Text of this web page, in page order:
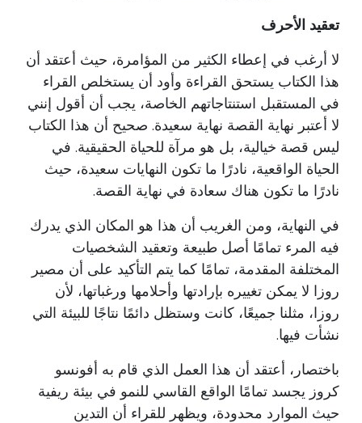
تعقيد الأحرف
لا أرغب في إعطاء الكثير من المؤامرة، حيث أعتقد أن
هذا الكتاب يستحق القراءة وأود أن يستخلص القراء
في المستقبل استنتاجاتهم الخاصة، يجب أن أقول إنني
لا أعتبر نهاية القصة نهاية سعيدة. صحيح أن هذا الكتاب
ليس قصة خيالية، بل هو مرآة للحياة الحقيقية. في
الحياة الواقعية، نادرًا ما تكون النهايات سعيدة، حيث
نادرًا ما تكون هناك سعادة في نهاية القصة.
في النهاية، ومن الغريب أن هذا هو المكان الذي يدرك
فيه المرء تمامًا أصل طبيعة وتعقيد الشخصيات
المختلفة المقدمة، تمامًا كما يتم التأكيد على أن مصير
روزا لا يمكن تغييره بإرادتها وأحلامها ورغباتها، لأن
روزا، مثلنا جميعًا، كانت وستظل دائمًا نتاجًا للبيئة التي
نشأت فيها.
باختصار، أعتقد أن هذا العمل الذي قام به أفونسو
كروز يجسد تمامًا الواقع القاسي للنمو في بيئة ريفية
حيث الموارد محدودة، ويظهر للقراء أن التدين